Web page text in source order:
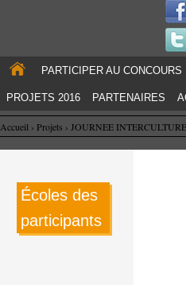
PARTICIPER AU CONCOURS
PROJETS 2016 PARTENAIRES
Accueil › Projets › JOURNEE
Écoles des
participants